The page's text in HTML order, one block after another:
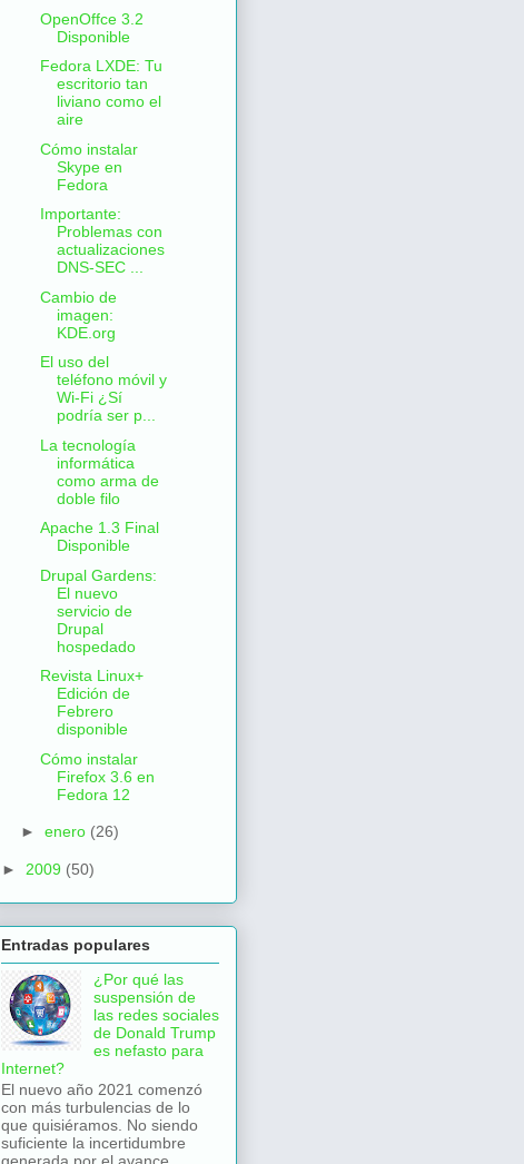
OpenOffce 3.2
Disponible
Fedora LXDE: Tu
escritorio tan
liviano como el
aire
Cómo instalar
Skype en
Fedora
Importante:
Problemas con
actualizaciones
DNS-SEC ...
Cambio de
imagen:
KDE.org
El uso del
teléfono móvil y
Wi-Fi ¿Sí
podría ser p...
La tecnología
informática
como arma de
doble filo
Apache 1.3 Final
Disponible
Drupal Gardens:
El nuevo
servicio de
Drupal
hospedado
Revista Linux+
Edición de
Febrero
disponible
Cómo instalar
Firefox 3.6 en
Fedora 12
► enero (26)
► 2009 (50)
Entradas populares
¿Por qué las
suspensión de
las redes sociales
de Donald Trump
es nefasto para
Internet?
El nuevo año 2021 comenzó
con más turbulencias de lo
que quisiéramos. No siendo
suficiente la incertidumbre